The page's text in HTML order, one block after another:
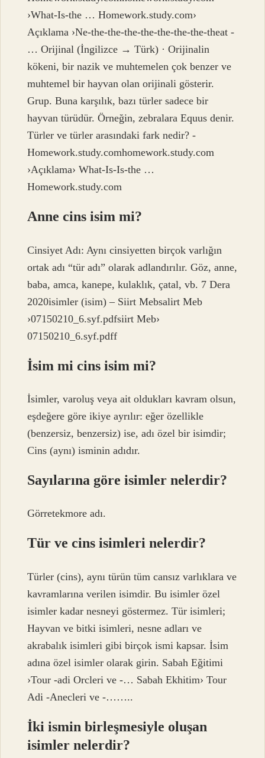
›What-Is-the … Homework.study.com›
Açıklama ›Ne-the-the-the-the-the-the-the-theat -
… Orijinal (İngilizce → Türk) · Orijinalin
kökeni, bir nazik ve muhtemelen çok benzer ve
muhtemel bir hayvan olan orijinali gösterir.
Grup. Buna karşılık, bazı türler sadece bir
hayvan türüdür. Örneğin, zebralara Equus denir.
Türler ve türler arasındaki fark nedir? -
Homework.study.comhomework.study.com
›Açıklama› What-Is-Is-the …
Homework.study.com
Anne cins isim mi?
Cinsiyet Adı: Aynı cinsiyetten birçok varlığın
ortak adı “tür adı” olarak adlandırılır. Göz, anne,
baba, amca, kanepe, kulaklık, çatal, vb. 7 Dera
2020isimler (isim) – Siirt Mebsalirt Meb
›07150210_6.syf.pdfsiirt Meb›
07150210_6.syf.pdff
İsim mi cins isim mi?
İsimler, varoluş veya ait oldukları kavram olsun,
eşdeğere göre ikiye ayrılır: eğer özellikle
(benzersiz, benzersiz) ise, adı özel bir isimdir;
Cins (aynı) isminin adıdır.
Sayılarına göre isimler nelerdir?
Görretekmore adı.
Tür ve cins isimleri nelerdir?
Türler (cins), aynı türün tüm cansız varlıklara ve
kavramlarına verilen isimdir. Bu isimler özel
isimler kadar nesneyi göstermez. Tür isimleri;
Hayvan ve bitki isimleri, nesne adları ve
akrabalık isimleri gibi birçok ismi kapsar. İsim
adına özel isimler olarak girin. Sabah Eğitimi
›Tour -adi Orcleri ve -… Sabah Ekhitim› Tour
Adi -Anecleri ve -……..
İki ismin birleşmesiyle oluşan
isimler nelerdir?